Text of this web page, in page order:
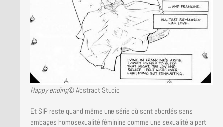
Happy ending© Abstract Studio
Et SIP reste quand même une série où sont abordés sans
ambages homosexualité féminine comme une sexualité a part